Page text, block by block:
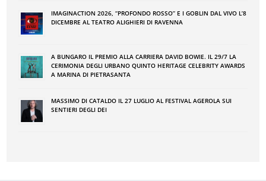
IMAGINACTION 2026, “PROFONDO ROSSO” E I GOBLIN DAL VIVO L’8
DICEMBRE AL TEATRO ALIGHIERI DI RAVENNA
A BUNGARO IL PREMIO ALLA CARRIERA DAVID BOWIE. IL 29/7 LA
CERIMONIA DEGLI URBANO QUINTO HERITAGE CELEBRITY AWARDS
A MARINA DI PIETRASANTA
MASSIMO DI CATALDO IL 27 LUGLIO AL FESTIVAL AGEROLA SUI
SENTIERI DEGLI DEI